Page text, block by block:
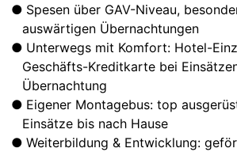
Spesen über GAV-Niveau,
auswärtigen Übernachtungen
Unterwegs mit Komfort: Hotel-
Geschäfts-Kreditkarte bei
Übernachtung
Eigener Montagebus: top
Einsätze bis nach Hause
Weiterbildung & Entwicklung: